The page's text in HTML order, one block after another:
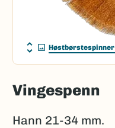
Høstbørstespinner
Vingespenn
Hann 21-34 mm.